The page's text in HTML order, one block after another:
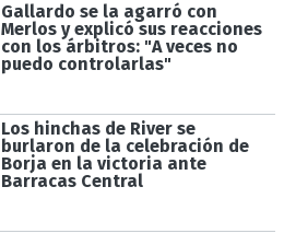
Gallardo se la agarró con
Merlos y explicó sus reacciones
con los árbitros: "A veces no
puedo controlarlas"
Los hinchas de River se
burlaron de la celebración de
Borja en la victoria ante
Barracas Central